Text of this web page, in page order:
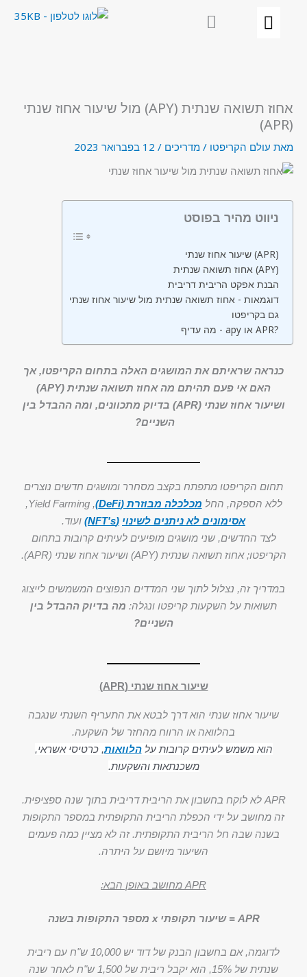
אחוז תשואה שנתית (APY) מול שיעור אחוז שנתי
(APR)
מאת עולם הקריפטו / מדריכים / 12 בפברואר 2023
ניווט מהיר בפוסט
שיעור אחוז שנתי (APR)
אחוז תשואה שנתית (APY)
הבנת אפקט הריבית דריבית
דוגמאות - אחוז תשואה שנתית מול שיעור אחוז שנתי
גם בקריפטו
מה עדיף - apy או APR?
כנראה שראיתם את המושגים האלה בתחום הקריפטו, אך
האם אי פעם תהיתם מה אחוז תשואה שנתית (APY)
ושיעור אחוז שנתי (APR) בדיוק מתכוונים, ומה ההבדל בין
השניים?
תחום הקריפטו מתפתח בקצב מסחרר ומושגים חדשים נוצרים
ללא הספקה, החל מכלכלה מבוזרת (DeFi)
, Yield Farming,
אסימונים לא ניתנים לשינוי (NFT's)
ועוד.
לצד החדשים, שני מושגים מופיעים לעיתים קרובות בתחום
הקריפטו; אחוז תשואה שנתית (APY) ושיעור אחוז שנתי (APR).
במדריך זה, נצלול לתוך שני המדדים הנפוצים המשמשים לייצוג
תשואות על השקעות קריפטו ונגלה: מה בדיוק ההבדל בין
השניים?
שיעור אחוז שנתי (APR)
שיעור אחוז שנתי הוא דרך לבטא את התעריף השנתי שנגבה
בהלוואה או הרווח מהחזר של השקעה.
הוא משמש לעיתים קרובות עלהלוואות, כרטיסי אשראי,
משכנתאות והשקעות.
APR לא לוקח בחשבון את הריבית דריבית בתוך שנה ספציפית.
זה מחושב על ידי הכפלת הריבית התקופתית במספר התקופות
בשנה שבה חל הריבית התקופתית. זה לא מציין כמה פעמים
השיעור מיושם על היתרה.
APR מחושב באופן הבא:
APR = שיעור תקופתי x מספר התקופות בשנה
לדוגמה, אם בחשבון הבנק של דוד יש 10,000 ש"ח עם ריבית
שנתית של 15%, הוא יקבל ריבית של 1,500 ש"ח לאחר שנה